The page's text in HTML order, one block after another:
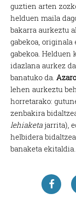
guztien arten
helduen maila
bakarra aurkeztu
gabekoa,
gabekoa. Helduen
idazlana aurkez
banatuko da.
lehen aurkeztu
horretarako:
zenbakira
lehiaketajarrita),
helbidera
banaketa ekitaldia.